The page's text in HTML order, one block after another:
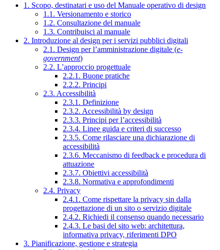
1. Scopo, destinatari e uso del Manuale operativo di design
1.1. Versionamento e storico
1.2. Consultazione del manuale
1.3. Contribuisci al manuale
2. Introduzione al design per i servizi pubblici digitali
2.1. Design per l’amministrazione digitale (e-
government)
2.2. L’approccio progettuale
2.2.1. Buone pratiche
2.2.2. Principi
2.3. Accessibilità
2.3.1. Definizione
2.3.2. Accessibilità by design
2.3.3. Principi per l’accessibilità
2.3.4. Linee guida e criteri di successo
2.3.5. Come rilasciare una dichiarazione di
accessibilità
2.3.6. Meccanismo di feedback e procedura di
attuazione
2.3.7. Obiettivi accessibilità
2.3.8. Normativa e approfondimenti
2.4. Privacy
2.4.1. Come rispettare la privacy sin dalla
progettazione di un sito o servizio digitale
2.4.2. Richiedi il consenso quando necessario
2.4.3. Le basi del sito web: architettura,
informativa privacy, riferimenti DPO
3. Pianificazione, gestione e strategia